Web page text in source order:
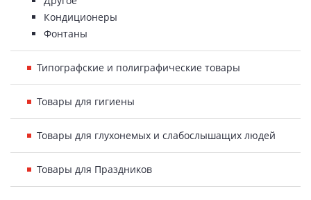
Кондиционеры
Фонтаны
Типографские и полиграфические товары
Товары для гигиены
Товары для глухонемых и слабослышащих людей
Товары для Праздников